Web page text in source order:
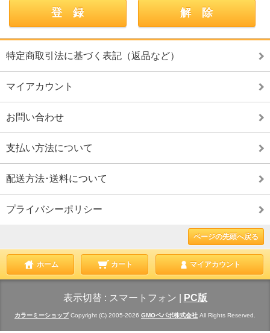
特定商取引法に基づく表記（返品など）
マイアカウント
お問い合わせ
支払い方法について
配送方法･送料について
プライバシーポリシー
ページの先頭へ戻る
ホーム カート マイアカウント
表示切替 : スマートフォン PC版
カラーミーショップCopyright (C) 2005-2026 GMOペパボ株式会社 All Rights Reserved.